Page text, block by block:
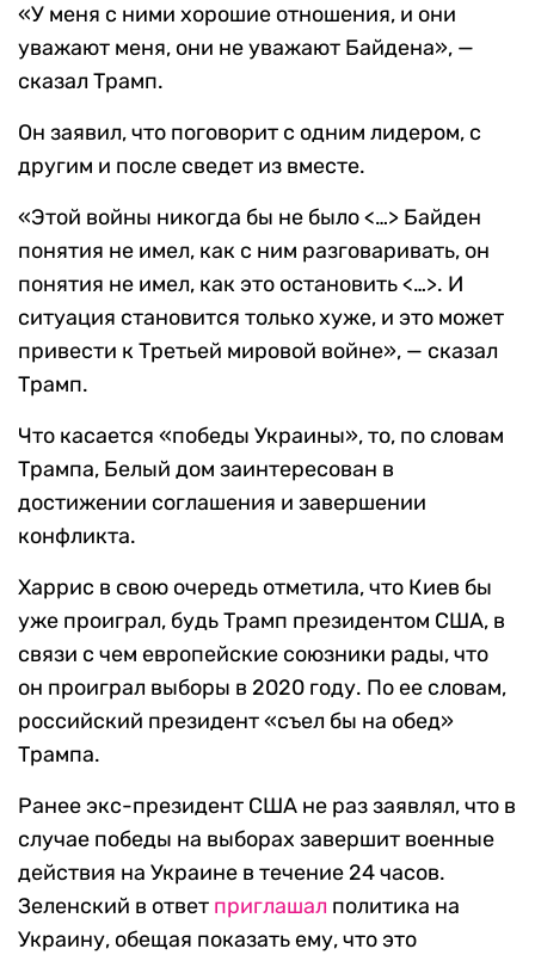
«У меня с ними хорошие отношения, и они
уважают меня, они не уважают Байдена», —
сказал Трамп.
Он заявил, что поговорит с одним лидером, с
другим и после сведет из вместе.
«Этой войны никогда бы не было <…> Байден
понятия не имел, как с ним разговаривать, он
понятия не имел, как это остановить <…>. И
ситуация становится только хуже, и это может
привести к Третьей мировой войне», — сказал
Трамп.
Что касается «победы Украины», то, по словам
Трампа, Белый дом заинтересован в
достижении соглашения и завершении
конфликта.
Харрис в свою очередь отметила, что Киев бы
уже проиграл, будь Трамп президентом США, в
связи с чем европейские союзники рады, что
он проиграл выборы в 2020 году. По ее словам,
российский президент «съел бы на обед»
Трампа.
Ранее экс-президент США не раз заявлял, что в
случае победы на выборах завершит военные
действия на Украине в течение 24 часов.
Зеленский в ответ приглашал политика на
Украину, обещая показать ему, что это